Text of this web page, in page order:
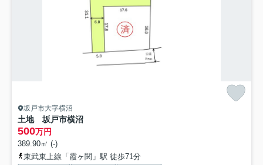
坂戸市大字横沼
土地 坂戸市横沼
500万円
389.90㎡ (-)
東武東上線「霞ヶ関」駅 徒歩71分